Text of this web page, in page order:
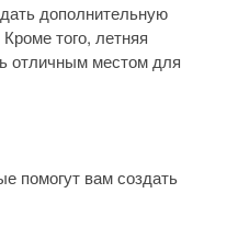
дополнительную
того, летняя
отличным местом для
помогут вам создать